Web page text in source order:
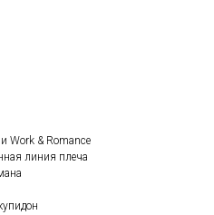
Work & Romance
линия плеча